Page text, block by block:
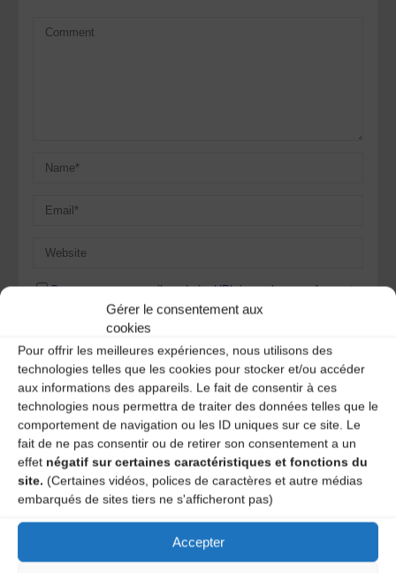
Gérer le consentement aux
cookies
Pour offrir les meilleures expériences, nous utilisons des
technologies telles que les cookies pour stocker et/ou accéder
aux informations des appareils. Le fait de consentir à ces
technologies nous permettra de traiter des données telles que le
comportement de navigation ou les ID uniques sur ce site. Le
fait de ne pas consentir ou de retirer son consentement a un
effet négatif sur certaines caractéristiques et fonctions du
site. (Certaines vidéos, polices de caractères et autre médias
embarqués de sites tiers ne s'afficheront pas)
Accepter
Save my name, email, and site URL in my browser for next
time I post a comment.
Ce site utilise Akismet pour réduire les indésirables.En
savoir plus sur la façon dont les données de vos
commentaires sont traitées.